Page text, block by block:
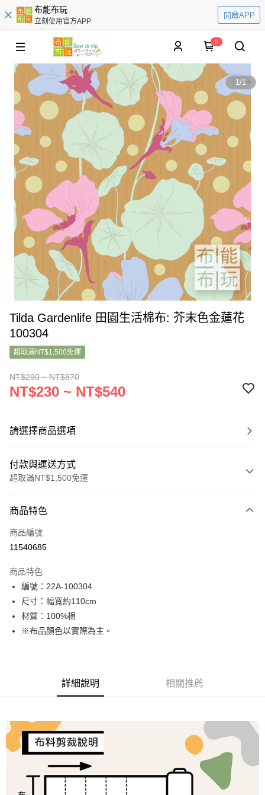
布能布玩
立刻使用官方APP
開啟APP
0
1/1
Tilda Gardenlife 田園生活棉布: 芥末色金蓮花
100304
超取滿NT$1,500免運
NT$290 ~ NT$870
NT$230 ~ NT$540
請選擇商品選項
付款與運送方式
超取滿NT$1,500免運
信用卡一次付款
超商取貨付款
Apple Pay
街口支付
Google Pay
【大哥付你分期使用說明】
1.本服務由台灣大哥大提供，台灣大哥大用戶可立即使用無須另外申請。
2.付款方式選擇「大哥付你分期」，訂單成立後會自動跳轉到大哥付的交易
成交易。
3.實際核准額度、可分期數及費用金額請依後續交易確認頁面所載為準。
4.訂單成立30分鐘內，如未前往確認交易或遇審核未通過，訂單將自動取
消。如遇「轉專審核」未通過狀況，表示未達大哥付你分期系統評分，恕無
【繳款方式說明】
1.分期款項不併入電信帳單，「大哥付你分期」於每月結算日後寄送繳費提
AFTEE先享後付
AFTEE先享後付是「在收到商品之後才付款」的支付方式。 讓您購物簡單
便利好安心！
１．簡單：不需註冊會員、不需綁卡、不需儲值。
２．便利：只要手機號碼，簡訊認證，即可結帳。
３．安心：先確認商品／服務後，再付款。
【「AFTEE先享後付」結帳流程】
ATM付款
運送方式
每筆NT$65，滿NT$1,500(含以上)免運費
商品特色
商品編號
11540685
商品特色
編號：22A-100304
尺寸：幅寬約110cm
材質：100%棉
※布品顏色以實際為主。
詳細說明 相關推薦